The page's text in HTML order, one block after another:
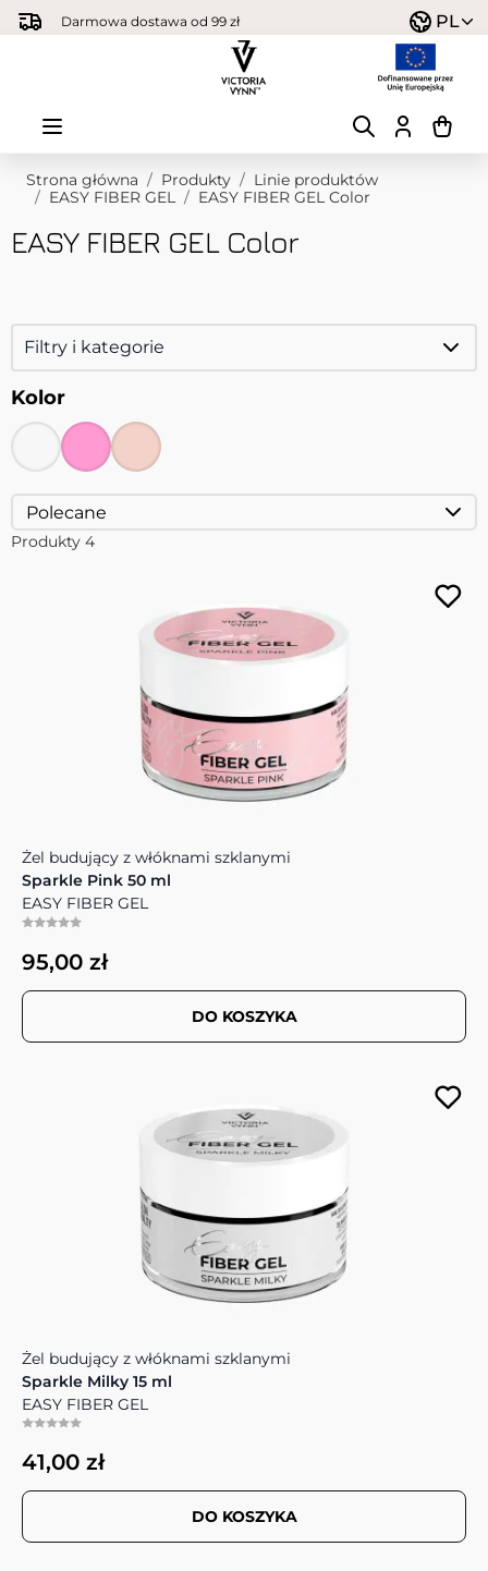
Przejdź do treści
Darmowa dostawa od 99 zł PL
Strona główna / Produkty / Linie produktów
/ EASY FIBER GEL / EASY FIBER GEL Color
EASY FIBER GEL Color
Filtry i kategorie
Kolor
Produkty 4
Żel budujący z włóknami szklanymi
Sparkle Pink 50 ml
EASY FIBER GEL
95,00 zł
DO KOSZYKA
Żel budujący z włóknami szklanymi
Sparkle Milky 15 ml
EASY FIBER GEL
41,00 zł
DO KOSZYKA